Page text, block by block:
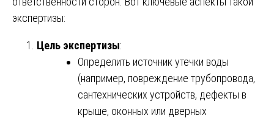
экспертизы:
Цель экспертизы:
Определить источник утечки воды
(например, повреждение трубопровода,
сантехнических устройств, дефекты в
крыше, оконных или дверных